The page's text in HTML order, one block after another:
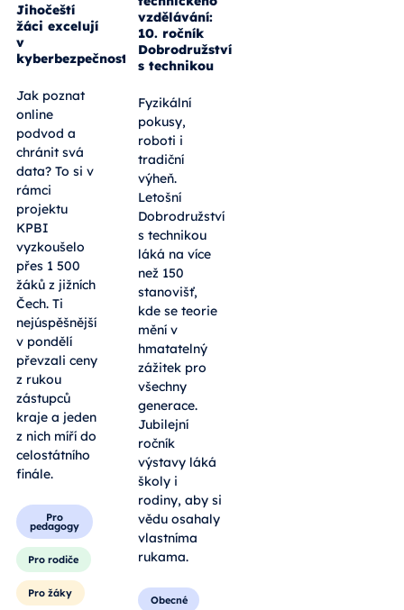
Jihočeští
žáci excelují
v
kyberbezpečnosti
Jak poznat
online
podvod a
chránit svá
data? To si v
rámci
projektu
KPBI
vyzkoušelo
přes 1 500
žáků z jižních
Čech. Ti
nejúspěšnější
v pondělí
převzali ceny
z rukou
zástupců
kraje a jeden
z nich míří do
celostátního
finále.
Pro
pedagogy
Pro rodiče
Pro žáky
02. 06. 2026
Budoucnost
technického
vzdělávání:
10. ročník
Dobrodružství
s technikou
Fyzikální
pokusy,
roboti i
tradiční
výheň.
Letošní
Dobrodružství
s technikou
láká na více
než 150
stanovišť,
kde se teorie
mění v
hmatatelný
zážitek pro
všechny
generace.
Jubilejní
ročník
výstavy láká
rodiny, aby si